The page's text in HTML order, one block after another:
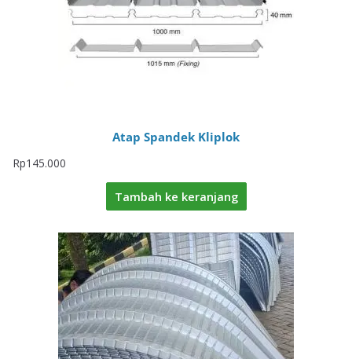
Atap Spandek Kliplok
Rp145.000
Tambah ke keranjang